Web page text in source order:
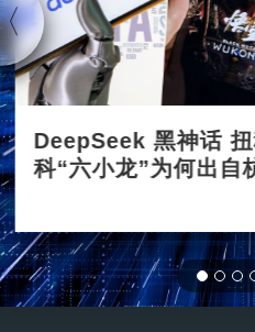
DeepSeek 黑神话
科“六小龙”为何出自